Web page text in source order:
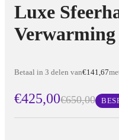
Luxe
Verwarming
Betaal in 3 delen van€141,67
€425,00€650,00